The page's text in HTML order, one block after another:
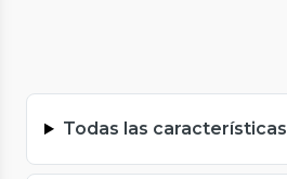
Todas las características